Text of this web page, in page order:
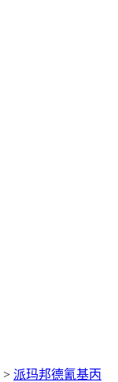
> 派玛邦德氰基丙